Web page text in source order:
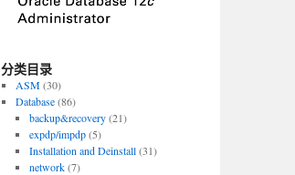
分类目录
ASM(30)
Database(86)
backup&recovery(21)
expdp/impdp(5)
Installation and Deinstall(31)
network(7)